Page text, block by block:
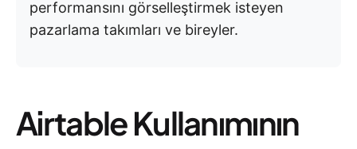
performansını görselleştirmek isteyen
pazarlama takımları ve bireyler.
Airtable Kullanımının